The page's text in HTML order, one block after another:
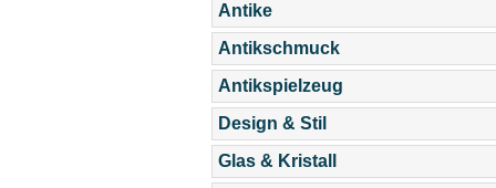
Antike
Antikschmuck
Antikspielzeug
Design & Stil
Glas & Kristall